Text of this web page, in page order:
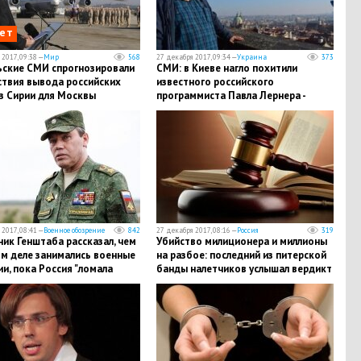
09:38 —Мир 568
СМИ спрогнозировали
вывода российских
Сирии для Москвы
27 декабря 2017, 09:34 —Украина 373
СМИ: в Киеве нагло похитили
известного российского
программиста Павла Лернера -
подробности
08:41 —Военное обозрение 842
Генштаба рассказал, чем
деле занимались военные
пока Россия "ломала
террористам
27 декабря 2017, 08:16 —Россия 319
Убийство милиционера и миллионы
на разбое: последний из питерской
банды налетчиков услышал вердикт